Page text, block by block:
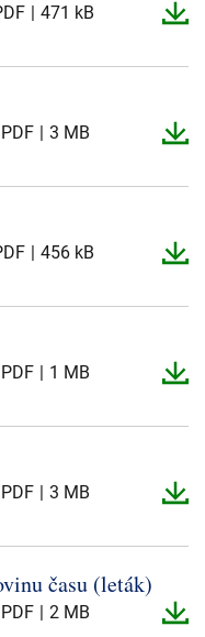
471 kB
PDF 3 MB
456 kB
PDF 1 MB
PDF 3 MB
času (leták)
PDF 2 MB